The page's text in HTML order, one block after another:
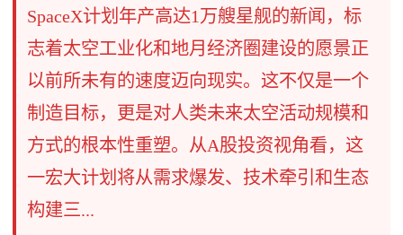
SpaceX计划年产高达1万艘星舰的新闻，标
志着太空工业化和地月经济圈建设的愿景正
以前所未有的速度迈向现实。这不仅是一个
制造目标，更是对人类未来太空活动规模和
方式的根本性重塑。从A股投资视角看，这
一宏大计划将从需求爆发、技术牵引和生态
构建三...